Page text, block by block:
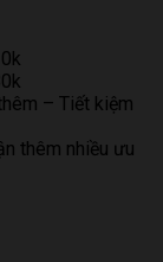
– Tiết kiệm
thêm nhiều ưu